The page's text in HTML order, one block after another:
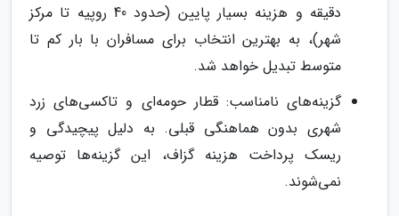
دقیقه و هزینه بسیار پایین (حدود 40 روپیه تا مرکز
شهر)، به بهترین انتخاب برای مسافران با بار کم تا
متوسط تبدیل خواهد شد.
گزینه‌های نامناسب: قطار حومه‌ای و تاکسی‌های زرد
شهری بدون هماهنگی قبلی. به دلیل پیچیدگی و
ریسک پرداخت هزینه گزاف، این گزینه‌ها توصیه
نمی‌شوند.